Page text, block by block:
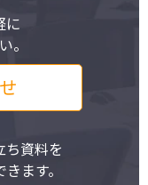
に
。
ち資料を
ます。